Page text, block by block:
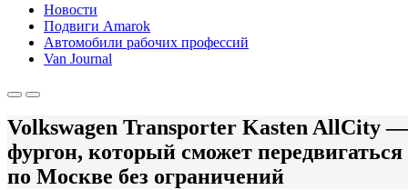
Новости
Подвиги Amarok
Автомобили рабочих профессий
Van Journal
Volkswagen Transporter Kasten AllCity —
фургон, который сможет передвигаться
по Москве без ограничений